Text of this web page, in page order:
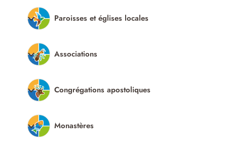
Paroisses et églises locales
Associations
Congrégations apostoliques
Monastères